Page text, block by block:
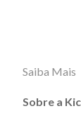
Saiba Mais
Sobre a